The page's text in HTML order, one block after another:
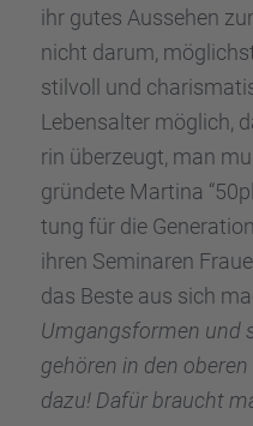
ihr gutes Ausse­hen
nicht darum,
stilvoll und
Lebens­al­ter möglich,
rin überzeugt, man
gründete Martina
tung für die
ihren Semina­ren
das Beste aus sich
Umgangs­for­men und
gehören in den
dazu! Dafür braucht